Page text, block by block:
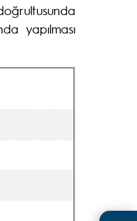
yapılması